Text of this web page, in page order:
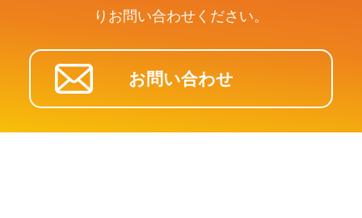
りお問い合わせください。
お問い合わせ